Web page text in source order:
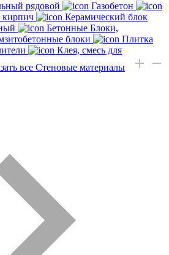
рядовой
Газобетон
Керамический блок
Бетонные Блоки,
блоки
Плитка
Клея, смесь для
все Стеновые материалы